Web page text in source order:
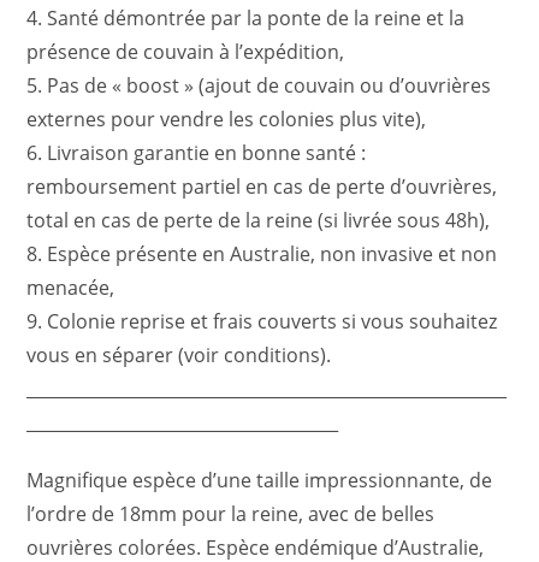
4. Santé démontrée par la ponte de la reine et la
présence de couvain à l’expédition,
5. Pas de « boost » (ajout de couvain ou d’ouvrières
externes pour vendre les colonies plus vite),
6. Livraison garantie en bonne santé :
remboursement partiel en cas de perte d’ouvrières,
total en cas de perte de la reine (si livrée sous 48h),
8. Espèce présente en Australie, non invasive et non
menacée,
9. Colonie reprise et frais couverts si vous souhaitez
vous en séparer (voir conditions).
Magnifique espèce d’une taille impressionnante, de
l’ordre de 18mm pour la reine, avec de belles
ouvrières colorées. Espèce endémique d’Australie,